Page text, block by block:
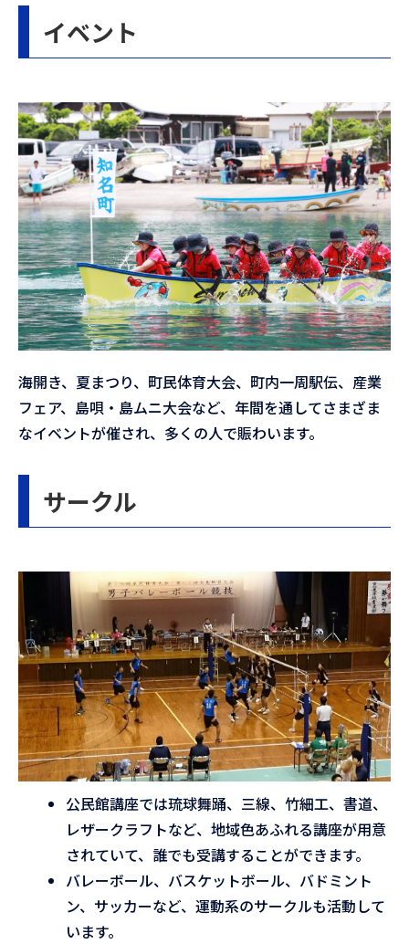
イベント
海開き、夏まつり、町民体育大会、町内一周駅伝、産業
フェア、島唄・島ムニ大会など、年間を通してさまざま
なイベントが催され、多くの人で賑わいます。
サークル
公民館講座では琉球舞踊、三線、竹細工、書道、
レザークラフトなど、地域色あふれる講座が用意
されていて、誰でも受講することができます。
バレーボール、バスケットボール、バドミント
ン、サッカーなど、運動系のサークルも活動して
います。